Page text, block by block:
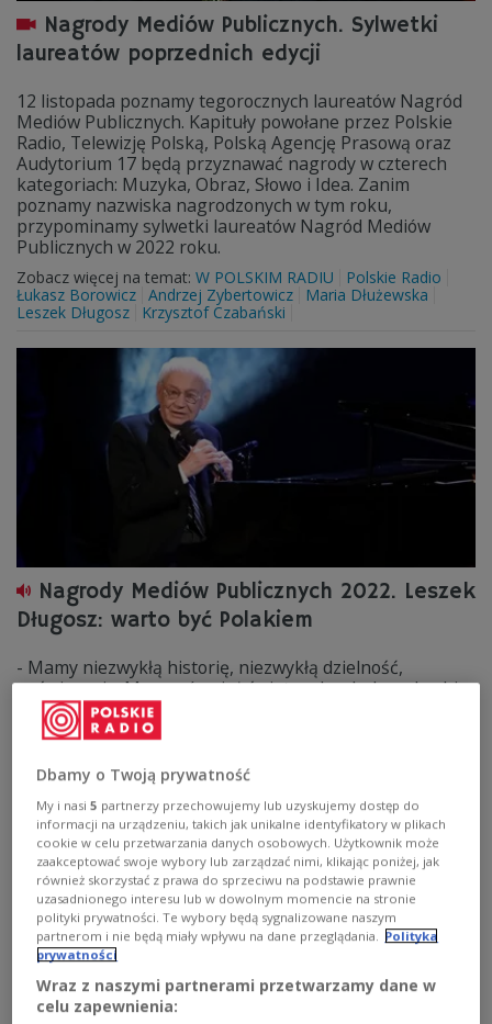
Nagrody Mediów Publicznych. Sylwetki
laureatów poprzednich edycji
12 listopada poznamy tegorocznych laureatów Nagród
Mediów Publicznych. Kapituły powołane przez Polskie
Radio, Telewizję Polską, Polską Agencję Prasową oraz
Audytorium 17 będą przyznawać nagrody w czterech
kategoriach: Muzyka, Obraz, Słowo i Idea. Zanim
poznamy nazwiska nagrodzonych w tym roku,
przypominamy sylwetki laureatów Nagród Mediów
Publicznych w 2022 roku.
Zobacz więcej na temat: W POLSKIM RADIU
Polskie Radio
Łukasz Borowicz Andrzej Zybertowicz
Maria Dłużewska
Leszek Długosz
Krzysztof Czabański
Nagrody Mediów Publicznych 2022. Leszek
Długosz: warto być Polakiem
- Mamy niezwykłą historię, niezwykłą dzielność,
poświęcenie. Mamy również świetny dorobek w obrębie
kultury, znakomite postaci, które nas legitymizują, które
świadczą o nas. Nie mamy powodu, jak niestety się to
usprawiedliwiać się, że jesteśmy z tego obrzeża, czyli z
Polski - mówił w "Poranku Dwójki" Leszek Długosz,
laureat tegorocznej Nagrody Mediów Publicznych w
kategorii Idea.
Zobacz więcej na temat:Leszek Długosz poezja
pisarze i poeci Dwójka Nagrody Mediów Publicznych
KULTURA Paweł Siwek
Dbamy o Twoją prywatność
My i nasi5 partnerzy przechowujemy lub uzyskujemy dostęp do
informacji na urządzeniu, takich jak unikalne identyfikatory w plikach
cookie w celu przetwarzania danych osobowych. Użytkownik może
zaakceptować swoje wybory lub zarządzać nimi, klikając poniżej, jak
również skorzystać z prawa do sprzeciwu na podstawie prawnie
uzasadnionego interesu lub w dowolnym momencie na stronie
polityki prywatności. Te wybory będą sygnalizowane naszym
partnerom i nie będą miały wpływu na dane przeglądania. Polityka
prywatności
Wraz z naszymi partnerami przetwarzamy dane w
celu zapewnienia: